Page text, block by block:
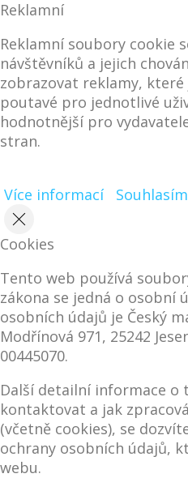
Reklamní
Reklamní soubory cookie
návštěvníků a jejich
zobrazovat reklamy,
poutavé pro jednotlivé
hodnotnější pro
stran.
Více informací Souhlasím
Cookies
Tento web používá
zákona se jedná o osobní
osobních údajů je Český
Modřínová 971, 25242
00445070.
Další detailní informace o
kontaktovat a jak
(včetně cookies), se
ochrany osobních údajů,
webu.